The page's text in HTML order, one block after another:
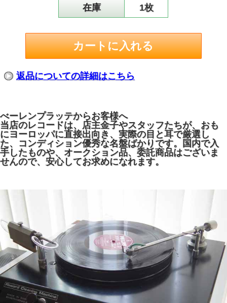
在庫 1枚
返品についての詳細はこちら
べーレンプラッテからお客様へ
当店のレコードは、店主金子やスタッフたちが、おも
にヨーロッパに直接出向き、実際の目と耳で厳選し
た、コンディション優秀な名盤ばかりです。国内で入
手したものや、オークション品、委託商品はございま
せんので、安心してお求めになれます。